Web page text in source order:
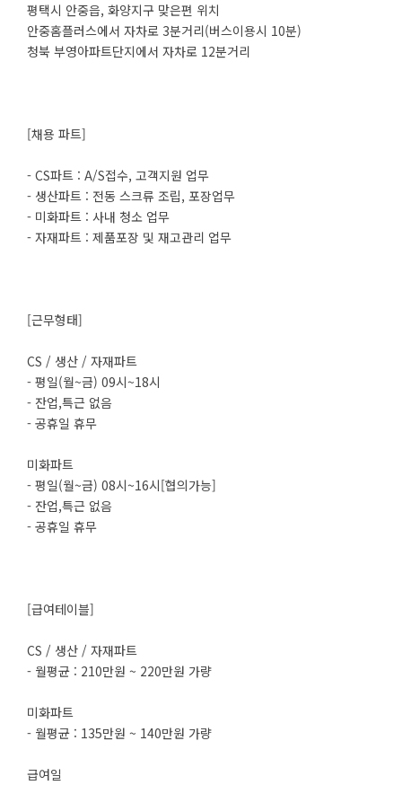
평택시 안중읍, 화양지구 맞은편 위치
안중홈플러스에서 자차로 3분거리(버스이용시 10분)
청북 부영아파트단지에서 자차로 12분거리
[채용 파트]
- CS파트 : A/S접수, 고객지원 업무
- 생산파트 : 전동 스크류 조립, 포장업무
- 미화파트 : 사내 청소 업무
- 자재파트 : 제품포장 및 재고관리 업무
[근무형태]
CS / 생산 / 자재파트
- 평일(월~금) 09시~18시
- 잔업,특근 없음
- 공휴일 휴무
미화파트
- 평일(월~금) 08시~16시[협의가능]
- 잔업,특근 없음
- 공휴일 휴무
[급여테이블]
CS / 생산 / 자재파트
- 월평균 : 210만원 ~ 220만원 가량
미화파트
- 월평균 : 135만원 ~ 140만원 가량
급여일